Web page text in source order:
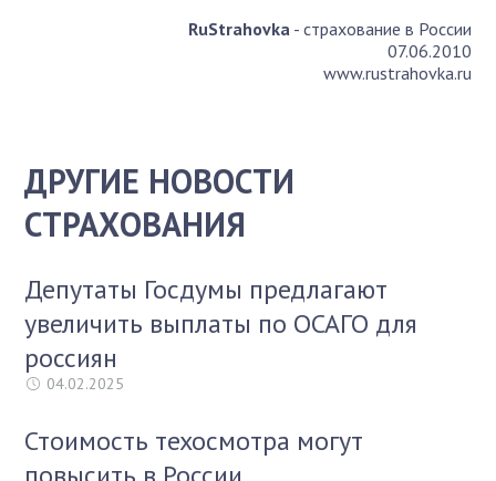
RuStrahovka- страхование в России
07.06.2010
www.rustrahovka.ru
ДРУГИЕ НОВОСТИ
СТРАХОВАНИЯ
Депутаты Госдумы предлагают
увеличить выплаты по ОСАГО для
россиян
04.02.2025
Стоимость техосмотра могут